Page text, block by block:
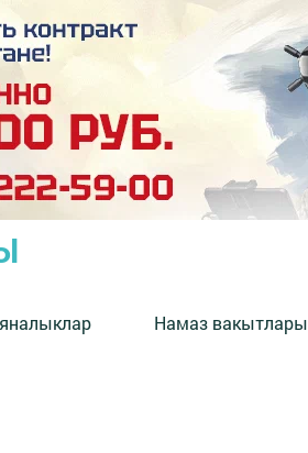
Намаз вакытлары